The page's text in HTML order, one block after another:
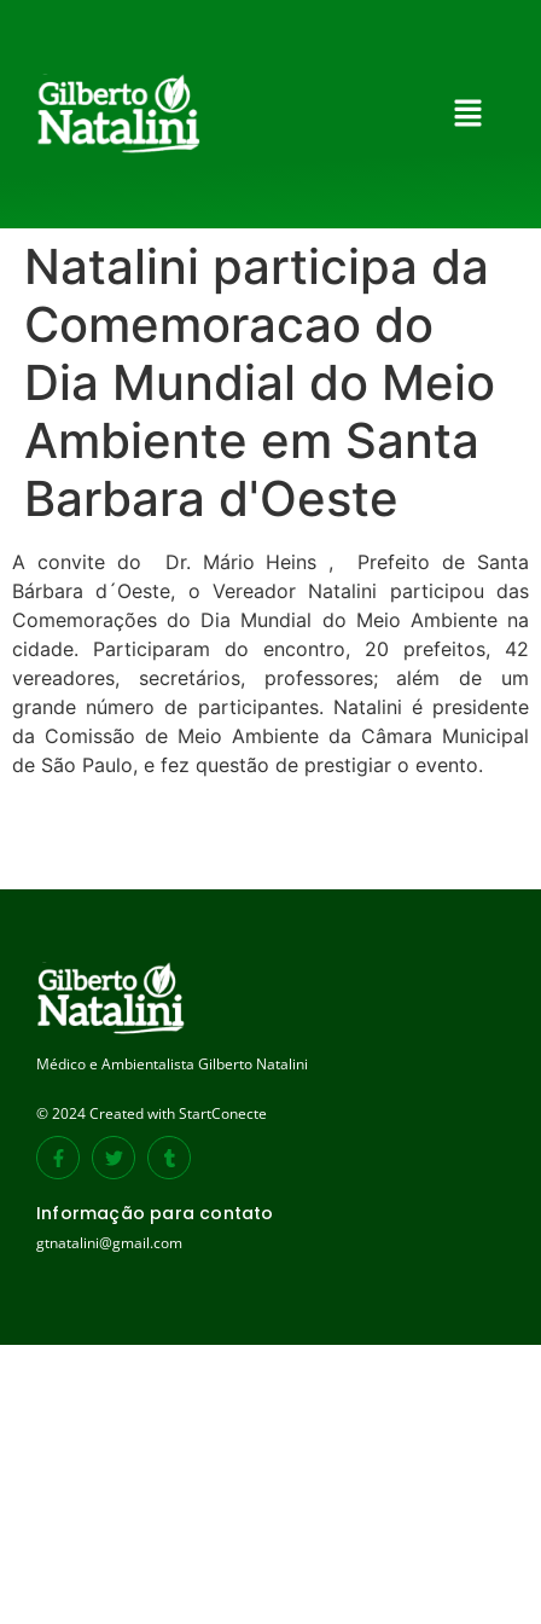
Natalini participa da
Comemoracao do
Dia Mundial do Meio
Ambiente em Santa
Barbara d'Oeste
A convite do Dr. Mário Heins , Prefeito de Santa
Bárbara d´Oeste, o Vereador Natalini participou das
Comemorações do Dia Mundial do Meio Ambiente na
cidade. Participaram do encontro, 20 prefeitos, 42
vereadores, secretários, professores; além de um
grande número de participantes. Natalini é presidente
da Comissão de Meio Ambiente da Câmara Municipal
de São Paulo, e fez questão de prestigiar o evento.
Médico e Ambientalista Gilberto Natalini
© 2024 Created with StartConecte
Informação para contato
gtnatalini@gmail.com